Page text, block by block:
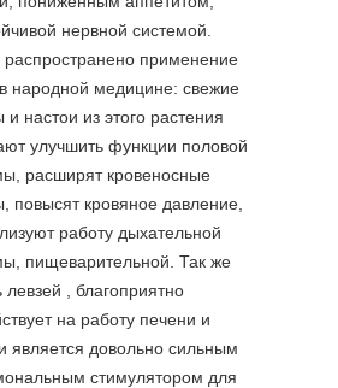
нервной системой.
распространено применение
народной медицине: свежие
и настои из этого растения
улучшить функции половой
расширят кровеносные
повысят кровяное давление,
работу дыхательной
пищеварительной. Так же
левзей , благоприятно
на работу печени и
является довольно сильным
стимулятором для